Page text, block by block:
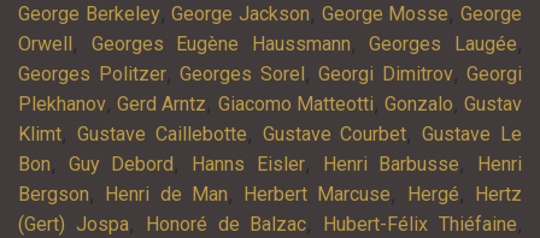
George Berkeley,George Jackson, George Mosse,George
Orwell, Georges Eugène Haussmann,Georges Laugée,
Georges Politzer, Georges Sorel, Georgi Dimitrov, Georgi
Plekhanov,Gerd Arntz, Giacomo Matteotti, Gonzalo,Gustav
Klimt, Gustave Caillebotte, Gustave Courbet,Gustave Le
Bon, Guy Debord, Hanns Eisler, Henri Barbusse, Henri
Bergson, Henri de Man, Herbert Marcuse, Hergé, Hertz
(Gert) Jospa, Honoré de Balzac, Hubert-Félix Thiéfaine,